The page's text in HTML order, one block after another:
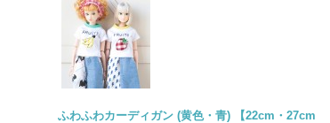
ふわふわカーディガン (黄色・青) 【22cm・27cm